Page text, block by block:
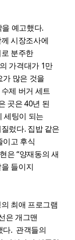
을 예고했다.
시장조사에
분주한
가격대가 1만
가 많은 것을
제 버거 세트
곳은 40년 된
세팅이 되는
렀다. 집밥 같은
이고 후식
은 “양재동의 새
들이지
최애 프로그램
은 개그맨
다. 관객들의